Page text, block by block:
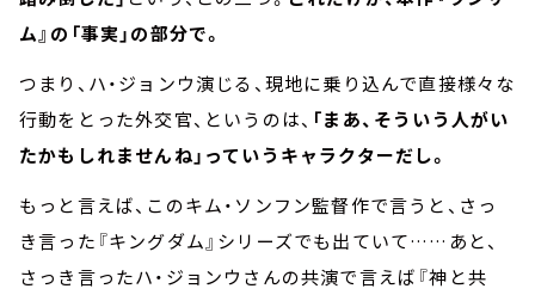
ム』の「事実」の部分で。
つまり、ハ・ジョンウ演じる、現地に乗り込んで直接様々な
行動をとった外交官、というのは、 「まあ、そういう人がい
たかもしれませんね」っていうキャラクターだし。
もっと言えば、このキム・ソンフン監督作で言うと、さっ
き言った『キングダム』シリーズでも出ていて……あと、
さっき言ったハ・ジョンウさんの共演で言えば『神と共